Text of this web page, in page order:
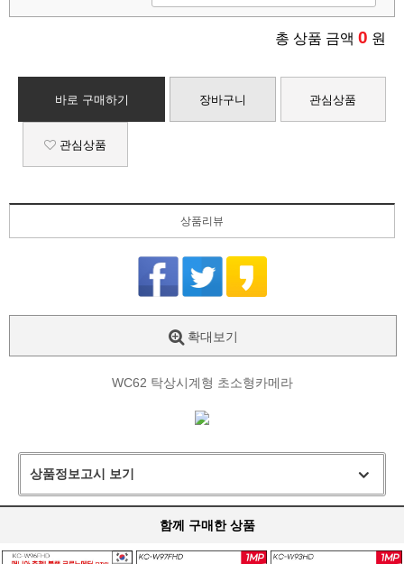
총 상품 금액 0 원
바로 구매하기 장바구니 관심상품
관심상품
상품리뷰
확대보기
WC62 탁상시계형 초소형카메라
상품정보고시 보기
함께 구매한 상품